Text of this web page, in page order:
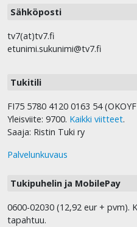
Sähköposti
tv7(at)tv7.fi
etunimi.sukunimi@tv7.fi
Tukitili
FI75 5780 4120 0163 54
Yleisviite: 9700. Kaikki viitteet.
Saaja: Ristin Tuki ry
Palvelunkuvaus
Tukipuhelin ja MobilePay
0600-02030 (12,92 eur + pvm).
tapahtuu.